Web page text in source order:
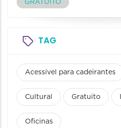
GRATUITO
TAG
Acessível para cadeirantes
Cultural Gratuito
Oficinas